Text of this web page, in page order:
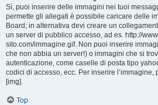
Sì, puoi inserire delle immagini nei tuoi
permette gli allegati è possibile caricare delle
Board; in alternativa devi creare un
un server di pubblico accesso, ad es. http://
sito.com/immagine.gif. Non puoi inserire
che non abbia un server!) o immagini che si
autenticazione, come caselle di posta tipo
codici di accesso, ecc. Per inserire
[img].
Top